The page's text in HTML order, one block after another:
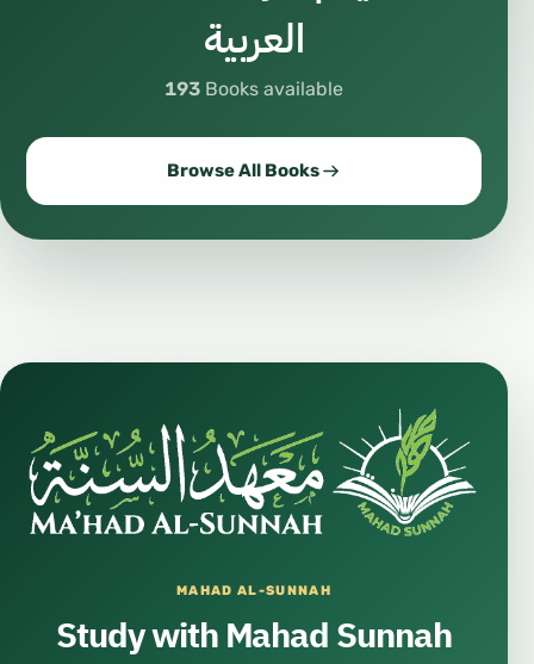
العربية
193 Books available
Browse All Books
MAHAD AL-SUNNAH
Study with Mahad Sunnah